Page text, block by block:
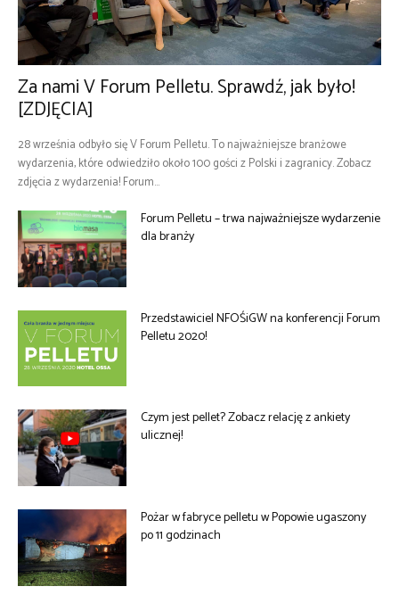
Za nami V Forum Pelletu. Sprawdź, jak było!
[ZDJĘCIA]
28 września odbyło się V Forum Pelletu. To najważniejsze branżowe
wydarzenia, które odwiedziło około 100 gości z Polski i zagranicy. Zobacz
zdjęcia z wydarzenia! Forum...
Forum Pelletu – trwa najważniejsze wydarzenie
dla branży
Przedstawiciel NFOŚiGW na konferencji Forum
Pelletu 2020!
Czym jest pellet? Zobacz relację z ankiety
ulicznej!
Pożar w fabryce pelletu w Popowie ugaszony
po 11 godzinach